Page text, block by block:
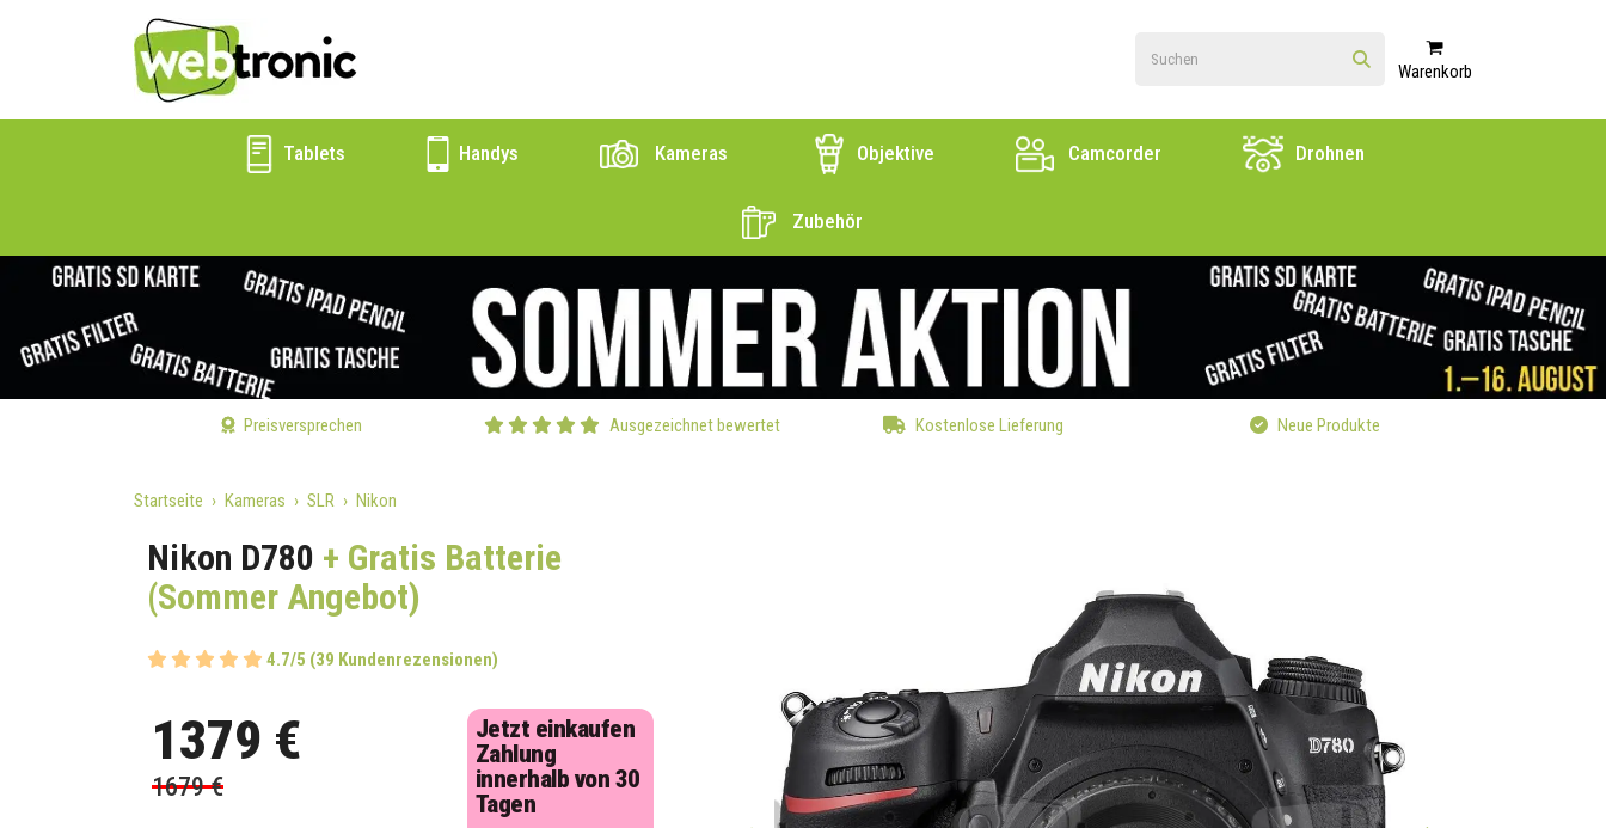
Warenkorb
Tablets Handys Kameras Objektive Camcorder Drohnen
Zubehör
Preisversprechen Ausgezeichnet bewertet Kostenlose Lieferung Neue Produkte
Startseite Kameras SLR Nikon
Nikon D780 + Gratis Batterie
(Sommer Angebot)
4.7/5 (39 Kundenrezensionen)
1379 €
1679 €
Jetzt einkaufen
Zahlung
innerhalb von 30
Tagen